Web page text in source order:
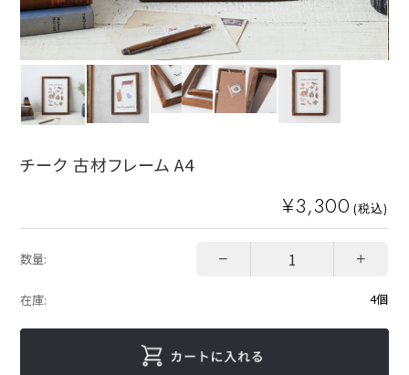
チーク 古材フレーム A4
¥3,300 (税込)
数量: − +
在庫: 4個